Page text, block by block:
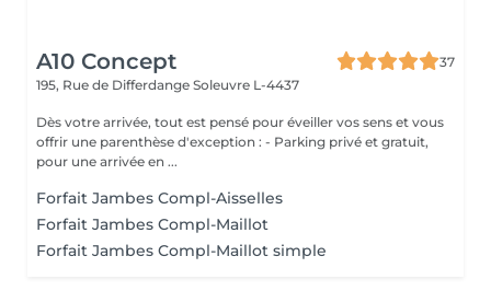
A10 Concept
37
195, Rue de Differdange Soleuvre L-4437
Dès votre arrivée, tout est pensé pour éveiller vos sens et vous
offrir une parenthèse d'exception : - Parking privé et gratuit,
pour une arrivée en ...
Forfait Jambes Compl-Aisselles
Forfait Jambes Compl-Maillot
Forfait Jambes Compl-Maillot simple